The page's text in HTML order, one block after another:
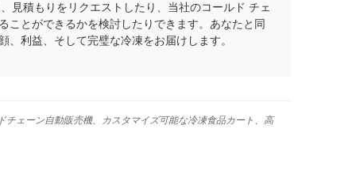
見積もりをリクエストしたり、当社のコールド チェ
ことができるかを検討したりできます。あなたと同
利益、そして完璧な冷凍をお届けします。
ェーン自動販売機、カスタマイズ可能な冷凍食品カート、高